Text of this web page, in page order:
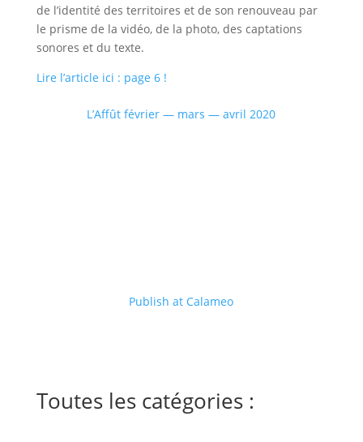
de l’identité des territoires et de son renouveau par
le prisme de la vidéo, de la photo, des captations
sonores et du texte.
Lire l’article ici : page 6 !
L’Affût février — mars — avril 2020
Publish at Calameo
Toutes les catégories :